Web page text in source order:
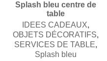
Splash bleu centre de
table
IDEES CADEAUX,
OBJETS DÉCORATIFS,
SERVICES DE TABLE,
Splash bleu